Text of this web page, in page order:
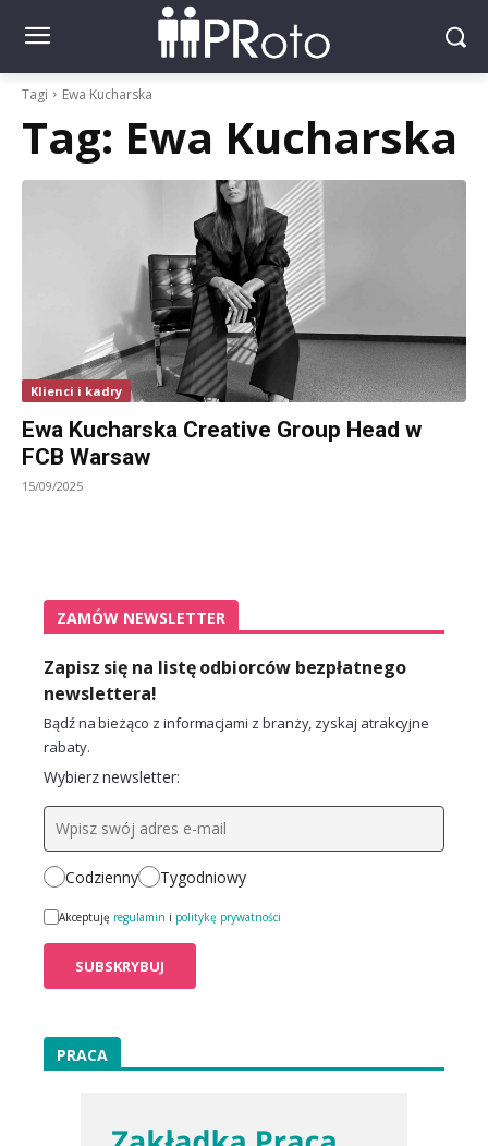
Tagi Ewa Kucharska
Tag: Ewa Kucharska
Klienci i kadry
Ewa Kucharska Creative Group Head w
FCB Warsaw
15/09/2025
ZAMÓW NEWSLETTER
Zapisz się na listę odbiorców bezpłatnego
newslettera!
Bądź na bieżąco z informacjami z branży, zyskaj atrakcyjne
rabaty.
Wybierz newsletter:
Codzienny Tygodniowy
Akceptuję regulamin i politykę prywatności
PRACA